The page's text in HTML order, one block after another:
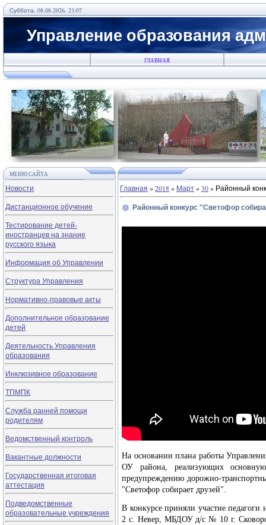
Суббота, 08.08.2026, 23:07
Управление образования
ГЛАВНАЯ
МЕНЮ САЙТА
Новости
Дистанционное обучение
Тестирование детей-
иностранцев на знание
русского языка
Информация об Управлении
Структура Управления
Нормативно-правовые акты
Дополнительное образование
детей
Деятельность Управления
образования
Инклюзивное образование
ТПМПК
Служба ранней помощи
родителям
Ведомственный контроль
Вакантные должности
Государственная итоговая
аттестация
Подведомственные
образовательные учреждения
Главная »2018» Март»30» Районный
Районный конкурс "Светофор
На основании плана работы
ОУ района, реализующих основную
предупреждению дорожно-
"Светофор собирает друзей".
В конкурсе приняли участие
2 с. Невер, МБДОУ д/с № 10 г.